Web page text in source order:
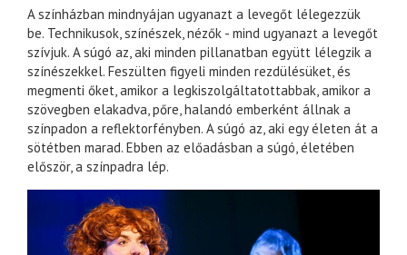
A színházban mindnyájan ugyanazt a levegőt lélegezzük
be. Technikusok, színészek, nézők - mind ugyanazt a levegőt
szívjuk. A súgó az, aki minden pillanatban együtt lélegzik a
színészekkel. Feszülten figyeli minden rezdülésüket, és
megmenti őket, amikor a legkiszolgáltatottabbak, amikor a
szövegben elakadva, pőre, halandó emberként állnak a
színpadon a reflektorfényben. A súgó az, aki egy életen át a
sötétben marad. Ebben az előadásban a súgó, életében
először, a színpadra lép.